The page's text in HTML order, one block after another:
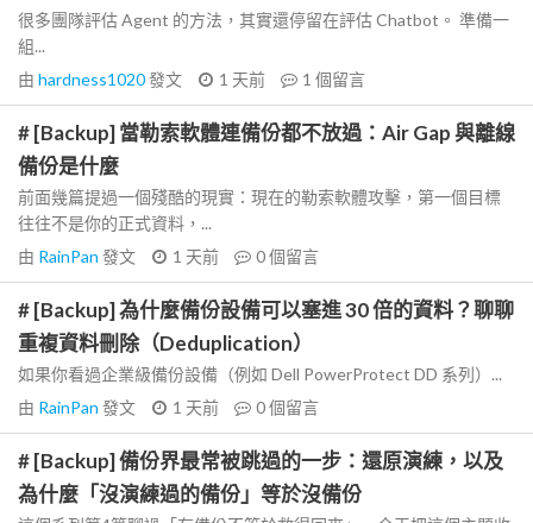
很多團隊評估 Agent 的方法，其實還停留在評估 Chatbot。 準備一
組...
由 hardness1020發文 1 天前 1 個留言
# [Backup] 當勒索軟體連備份都不放過：Air Gap 與離線
備份是什麼
前面幾篇提過一個殘酷的現實：現在的勒索軟體攻擊，第一個目標
往往不是你的正式資料，...
由 RainPan 發文 1 天前 0個留言
# [Backup] 為什麼備份設備可以塞進 30 倍的資料？聊聊
重複資料刪除（Deduplication）
如果你看過企業級備份設備（例如 Dell PowerProtect DD 系列）...
由 RainPan 發文 1 天前 0個留言
# [Backup] 備份界最常被跳過的一步：還原演練，以及
為什麼「沒演練過的備份」等於沒備份